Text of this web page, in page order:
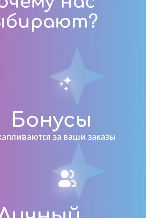
Бонусы
за ваши заказы